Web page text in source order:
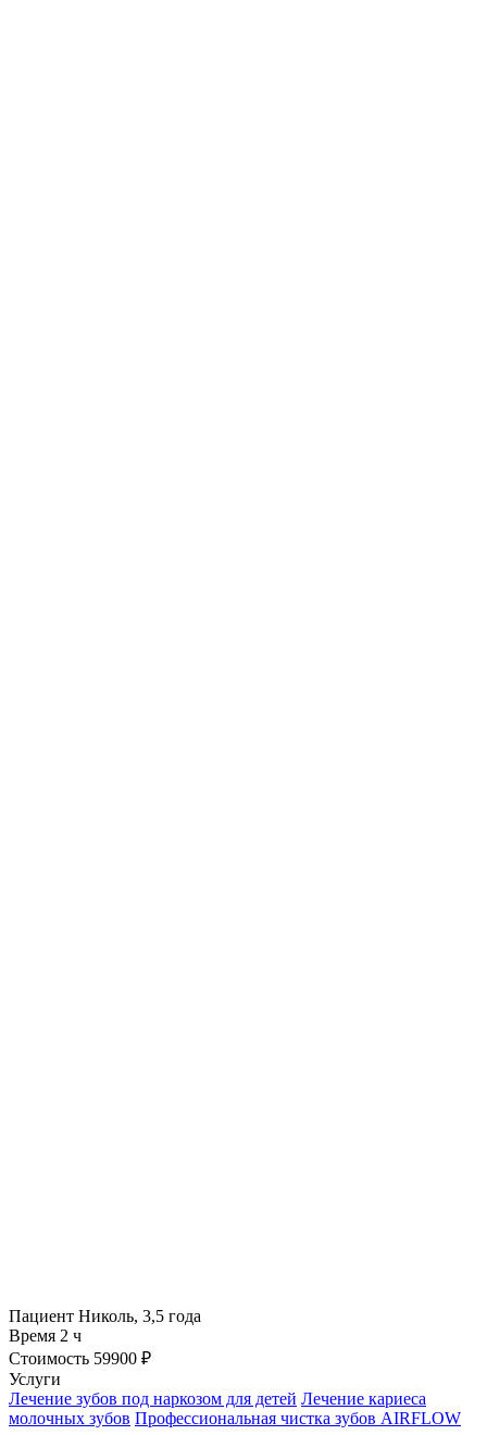
Пациент Николь, 3,5 года
Время 2 ч
Стоимость 59900 ₽
Услуги
Лечение зубов под наркозом для детей Лечение кариеса
молочных зубов Профессиональная чистка зубов AIRFLOW